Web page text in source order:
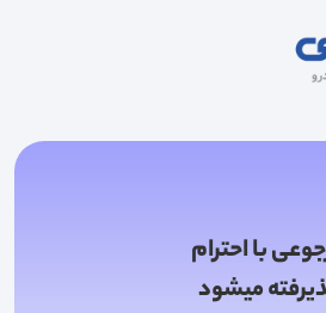
با احترام
میشود